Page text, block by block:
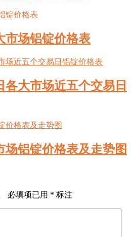
市场铝锭价格表
各大市场近五个交易日
场铝锭价格表及走势图
必填项已用 * 标注